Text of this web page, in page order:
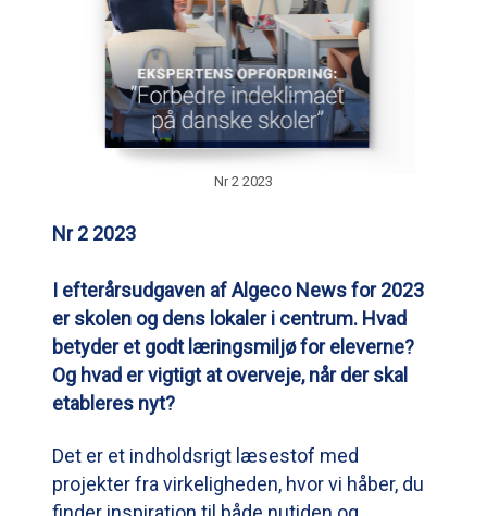
Nr 2 2023
Nr 2 2023
I efterårsudgaven af Algeco News for 2023
er skolen og dens lokaler i centrum. Hvad
betyder et godt læringsmiljø for eleverne?
Og hvad er vigtigt at overveje, når der skal
etableres nyt?
Det er et indholdsrigt læsestof med
projekter fra virkeligheden, hvor vi håber, du